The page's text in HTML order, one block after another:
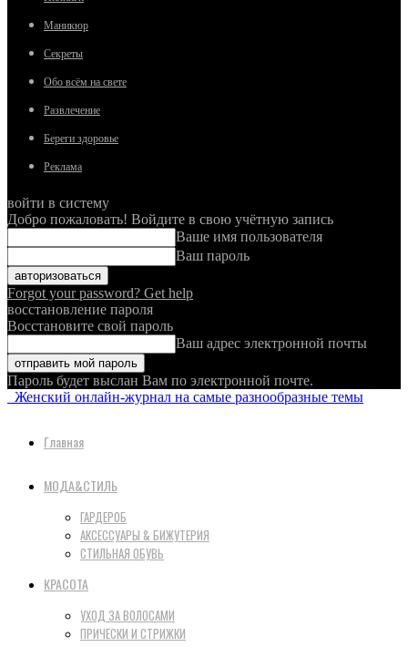
Маникюр
Секреты
Обо всём на свете
Развлечение
Береги здоровье
Реклама
войти в систему
Добро пожаловать! Войдите в свою учётную запись
Ваше имя пользователя
Ваш пароль
Forgot your password? Get help
восстановление пароля
Восстановите свой пароль
Ваш адрес электронной почты
Пароль будет выслан Вам по электронной почте.
Женский онлайн-журнал на самые разнообразные темы
Главная
МОДА&СТИЛЬ
ГАРДЕРОБ
АКСЕССУАРЫ & БИЖУТЕРИЯ
СТИЛЬНАЯ ОБУВЬ
КРАСОТА
УХОД ЗА ВОЛОСАМИ
ПРИЧЕСКИ И СТРИЖКИ